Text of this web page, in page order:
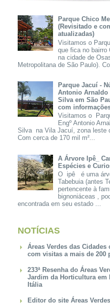
Parque Chico
(Revisitado e
atualizadas)
Visitamos o
que fica no bairro
na cidade de
Metropolitana de São Paulo).
Parque Jacuí -
Antonio Arnaldo
Silva em São
com
Visitamos o
Engº Antonio
Silva na Vila Jacuí, zona leste
Com cerca de 170 mil m²...
A Árvore Ipê_
Espécies e
O ipê é uma
Tabebuia (antes
pertencente à
bignoniáceas ,
encontrada em seu estado ...
NOTÍCIAS
Áreas Verdes das Cidades
com visitas a mais de 200
233ª Resenha do Áreas
Jardim da Horticultura em
Itália
Editor do site Áreas